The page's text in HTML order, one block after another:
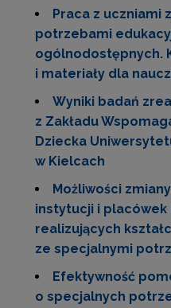
Praca z uczniami
potrzebami
ogólnodostępnych.
i materiały dla
Wyniki badań
z Zakładu
Dziecka
w Kielcach
Możliwości
instytucji i placówek
realizujących
ze specjalnymi
Efektywność
o specjalnych